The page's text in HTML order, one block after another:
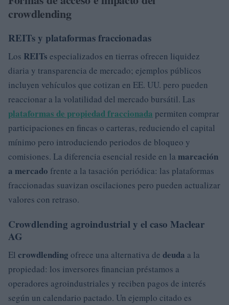
crowdlending
REITs y plataformas fraccionadas
Los REITs especializados en tierras ofrecen liquidez
diaria y transparencia de mercado; ejemplos públicos
incluyen vehículos que cotizan en EE. UU. pero pueden
reaccionar a la volatilidad del mercado bursátil. Las
plataformas de propiedad fraccionada permiten comprar
participaciones en fincas o carteras, reduciendo el capital
mínimo pero introduciendo periodos de bloqueo y
comisiones. La diferencia esencial reside en la marcación
a mercado frente a la tasación periódica: las plataformas
fraccionadas suavizan oscilaciones pero pueden actualizar
valores con retraso.
Crowdlending agroindustrial y el caso Maclear
AG
El crowdlending ofrece una alternativa de deuda a la
propiedad: los inversores financian préstamos a
operadores agroindustriales y reciben pagos de interés
según un calendario pactado. Un ejemplo citado es